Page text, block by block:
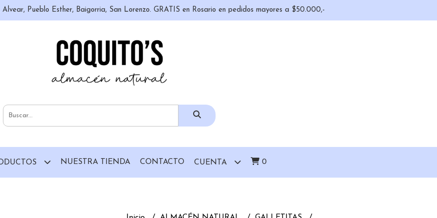
Alvear, Pueblo Esther, Baigorria, San Lorenzo. GRATIS en Rosario en pedidos mayores a $50.000,-
NUESTRA TIENDA CONTACTO CUENTA 0